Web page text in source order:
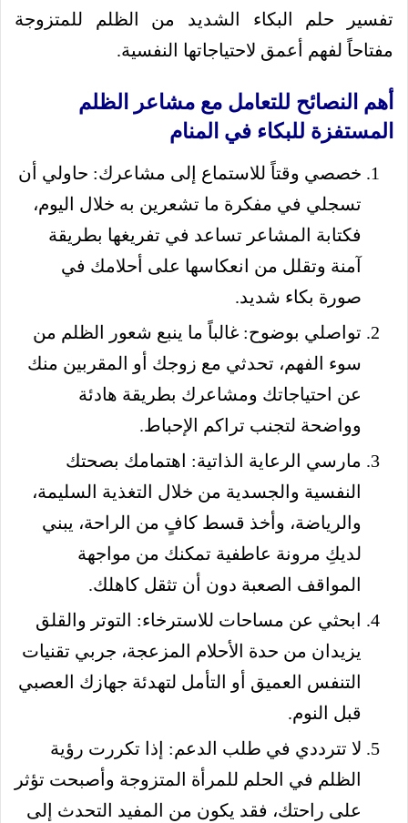
تفسير حلم البكاء الشديد من الظلم للمتزوجة
مفتاحاً لفهم أعمق لاحتياجاتها النفسية.
أهم النصائح للتعامل مع مشاعر الظلم
المستفزة للبكاء في المنام
خصصي وقتاً للاستماع إلى مشاعرك: حاولي أن
تسجلي في مفكرة ما تشعرين به خلال اليوم،
فكتابة المشاعر تساعد في تفريغها بطريقة
آمنة وتقلل من انعكاسها على أحلامك في
صورة بكاء شديد.
تواصلي بوضوح: غالباً ما ينبع شعور الظلم من
سوء الفهم، تحدثي مع زوجك أو المقربين منك
عن احتياجاتك ومشاعرك بطريقة هادئة
وواضحة لتجنب تراكم الإحباط.
مارسي الرعاية الذاتية: اهتمامك بصحتك
النفسية والجسدية من خلال التغذية السليمة،
والرياضة، وأخذ قسط كافٍ من الراحة، يبني
لديكِ مرونة عاطفية تمكنك من مواجهة
المواقف الصعبة دون أن تثقل كاهلك.
ابحثي عن مساحات للاسترخاء: التوتر والقلق
يزيدان من حدة الأحلام المزعجة، جربي تقنيات
التنفس العميق أو التأمل لتهدئة جهازك العصبي
قبل النوم.
لا تترددي في طلب الدعم: إذا تكررت رؤية
الظلم في الحلم للمرأة المتزوجة وأصبحت تؤثر
على راحتك، فقد يكون من المفيد التحدث إلى